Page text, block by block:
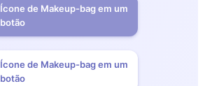
Ícone de Makeup-bag em um
botão
Ícone de Makeup-bag em um
botão